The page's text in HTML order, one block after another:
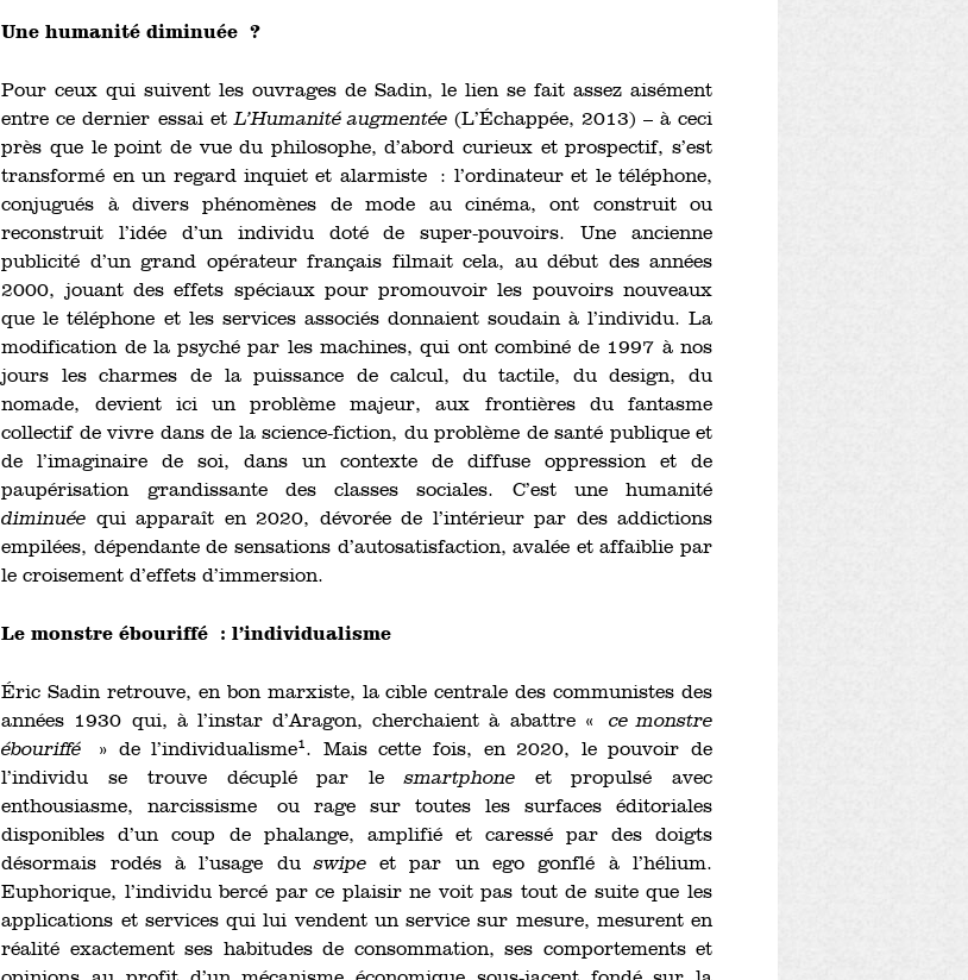
Une humanité diminuée ?
Pour ceux qui suivent les ouvrages de Sadin, le lien se fait assez aisément
entre ce dernier essai etL’Humanité augmentée(L’Échappée, 2013) – à ceci
près que le point de vue du philosophe, d’abord curieux et prospectif, s’est
transformé en un regard inquiet et alarmiste : l’ordinateur et le téléphone,
conjugués à divers phénomènes de mode au cinéma, ont construit ou
reconstruit l’idée d’un individu doté de super-pouvoirs. Une ancienne
publicité d’un grand opérateur français filmait cela, au début des années
2000, jouant des effets spéciaux pour promouvoir les pouvoirs nouveaux
que le téléphone et les services associés donnaient soudain à l’individu. La
modification de la psyché par les machines, qui ont combiné de 1997 à nos
jours les charmes de la puissance de calcul, du tactile, du design, du
nomade, devient ici un problème majeur, aux frontières du fantasme
collectif de vivre dans de la science-fiction, du problème de santé publique et
de l’imaginaire de soi, dans un contexte de diffuse oppression et de
paupérisation grandissante des classes sociales. C’est une humanité
diminuée qui apparaît en 2020, dévorée de l’intérieur par des addictions
empilées, dépendante de sensations d’autosatisfaction, avalée et affaiblie par
le croisement d’effets d’immersion.
Le monstre ébouriffé : l’individualisme
Éric Sadin retrouve, en bon marxiste, la cible centrale des communistes des
années 1930 qui, à l’instar d’Aragon, cherchaient à abattre « ce monstre
ébouriffé » de l’individualisme1. Mais cette fois, en 2020, le pouvoir de
l’individu se trouve décuplé par lesmartphoneet propulsé avec
enthousiasme, narcissisme ou rage sur toutes les surfaces éditoriales
disponibles d’un coup de phalange, amplifié et caressé par des doigts
désormais rodés à l’usage duswipeet par un ego gonflé à l’hélium.
Euphorique, l’individu bercé par ce plaisir ne voit pas tout de suite que les
applications et services qui lui vendent un service sur mesure, mesurent en
réalité exactement ses habitudes de consommation, ses comportements et